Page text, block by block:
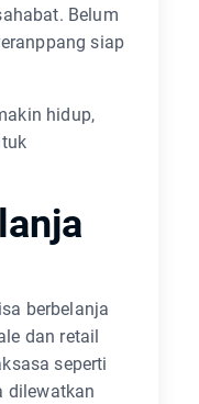
Belum
siap
hidup,
berbelanja
dan retail
seperti
dilewatkan